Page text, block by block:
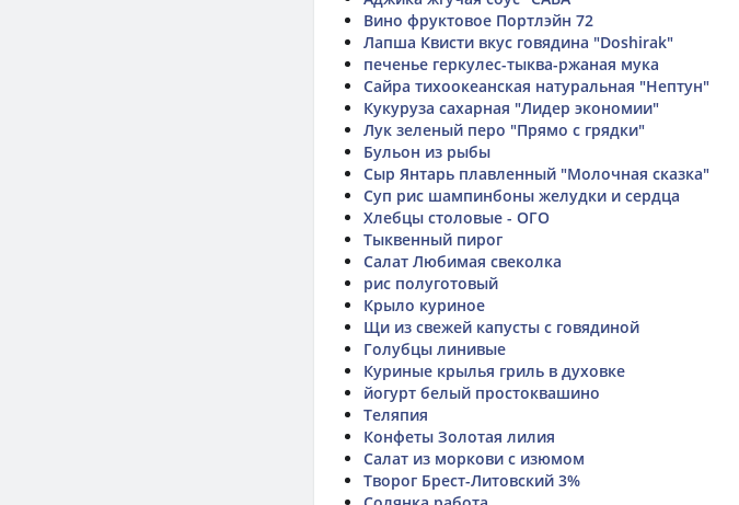
Вино фруктовое Портлэйн 72
Лапша Квисти вкус говядина "Doshirak"
печенье геркулес-тыква-ржаная мука
Сайра тихоокеанская натуральная "Нептун"
Кукуруза сахарная "Лидер экономии"
Лук зеленый перо "Прямо с грядки"
Бульон из рыбы
Сыр Янтарь плавленный "Молочная сказка"
Суп рис шампинбоны желудки и сердца
Хлебцы столовые - ОГО
Тыквенный пирог
Салат Любимая свеколка
рис полуготовый
Крыло куриное
Щи из свежей капусты с говядиной
Голубцы линивые
Куриные крылья гриль в духовке
йогурт белый простоквашино
Теляпия
Конфеты Золотая лилия
Салат из моркови с изюмом
Творог Брест-Литовский 3%